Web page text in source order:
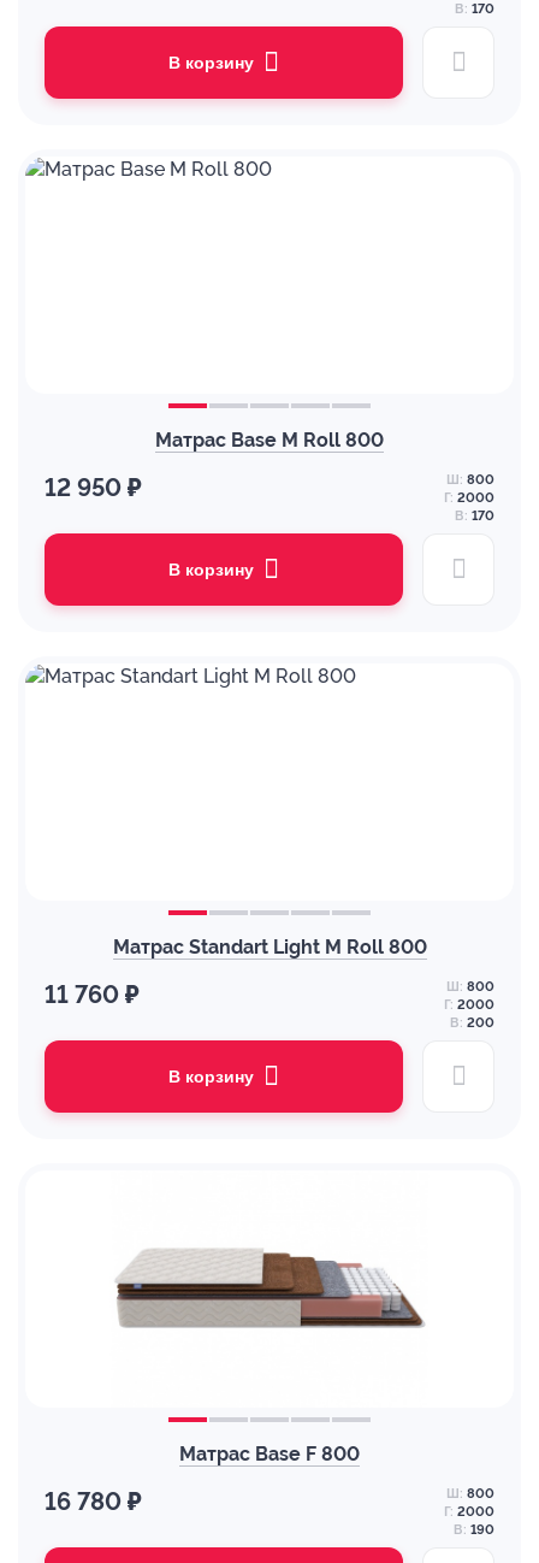
В: 170
В корзину
Матрас Base M Roll 800
12 950 ₽ Ш: 800
Г: 2000
В: 170
В корзину
Матрас Standart Light M Roll 800
11 760 ₽ Ш: 800
Г: 2000
В: 200
В корзину
Матрас Base F 800
16 780 ₽ Ш: 800
Г: 2000
В: 190